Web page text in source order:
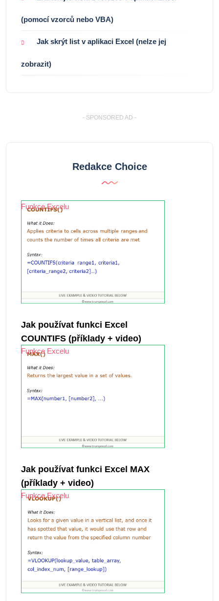
(pomocí vzorců nebo VBA)
Jak skrýt list v aplikaci Excel (nelze jej
zobrazit)
- SPONSORED AD -
Redakce Choice
Funkce Excelu
Jak používat funkci Excel
COUNTIFS (příklady + video)
Funkce Excelu
Jak používat funkci Excel MAX
(příklady + video)
Funkce Excelu